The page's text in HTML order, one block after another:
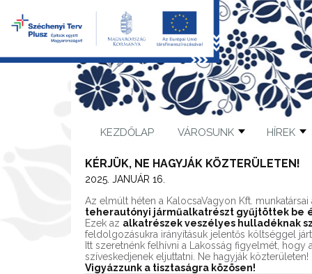
KEZDŐLAP VÁROSUNK HÍREK
KÉRJÜK, NE HAGYJÁK KÖZTERÜLETEN!
2025. JANUÁR 16.
Az elmúlt héten a KalocsaVagyon Kft.
teherautónyi járműalkatrészt gyűjtöttek be
Ezek az alkatrészek veszélyes hulladéknak
feldolgozásukra irányításuk jelentős költséggel
Itt szeretnénk felhívni a Lakosság figyelmét,
szíveskedjenek eljuttatni. Ne hagyják közterületen!
Vigyázzunk a tisztaságra közösen!